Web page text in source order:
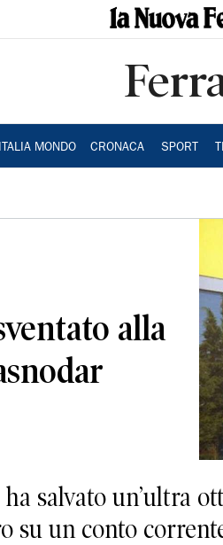
ITALIA MONDO CRONACA SPORT
alla
salvato un’ultra
su un conto